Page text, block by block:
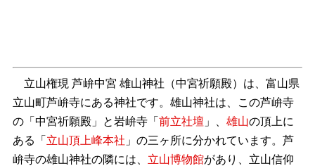
立山権現 芦峅中宮 雄山神社（中宮祈願殿）は、富山県
立山町芦峅寺にある神社です。雄山神社は、この芦峅寺
の「中宮祈願殿」と岩峅寺「 前立社壇 」、 雄山の頂上に
ある「 立山頂上峰本社 」の三ヶ所に分かれています。芦
峅寺の雄山神社の隣には、 立山博物館があり、立山信仰